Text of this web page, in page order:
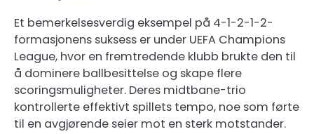
Et bemerkelsesverdig eksempel på 4-1-2-1-2-
formasjonens suksess er under UEFA Champions
League, hvor en fremtredende klubb brukte den til
å dominere ballbesittelse og skape flere
scoringsmuligheter. Deres midtbane-trio
kontrollerte effektivt spillets tempo, noe som førte
til en avgjørende seier mot en sterk motstander.